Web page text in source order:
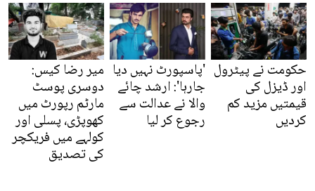
حکومت نے پیٹرول
اور ڈیزل کی
قیمتیں مزید کم
کردیں
'پاسپورٹ نہیں دیا
جارہا': ارشد چائے
والا نے عدالت سے
رجوع کر لیا
میر رضا کیس:
دوسری پوسٹ
مارٹم رپورٹ میں
کھوپڑی، پسلی اور
کولہے میں فریکچر
کی تصدیق